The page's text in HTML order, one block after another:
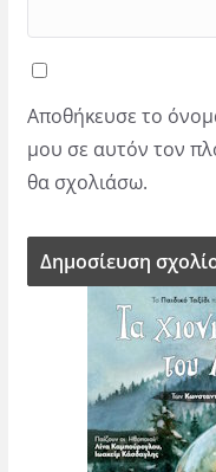
Αποθήκευσε το
μου σε αυτόν τον
θα σχολιάσω.